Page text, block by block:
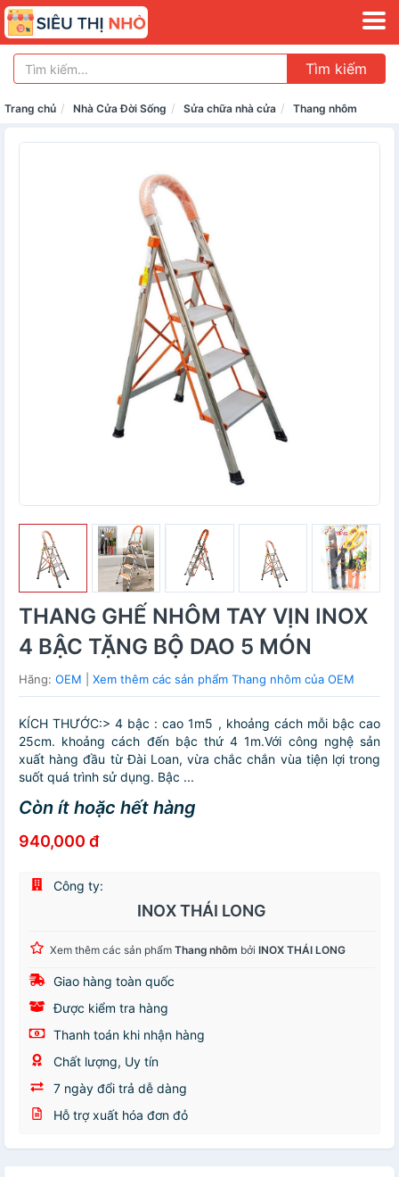
Tìm kiếm
Trang chủ Nhà Cửa Đời Sống Sửa chữa nhà cửa Thang nhôm
THANG GHẾ NHÔM TAY VỊN INOX
4 BẬC TẶNG BỘ DAO 5 MÓN
Hãng: OEM Xem thêm các sản phẩm Thang nhôm của OEM
KÍCH THƯỚC:> 4 bậc : cao 1m5 , khoảng cách mỗi bậc cao
25cm. khoảng cách đến bậc thứ 4 1m.Với công nghệ sản
xuất hàng đầu từ Đài Loan, vừa chắc chắn vùa tiện lợi trong
suốt quá trình sử dụng. Bậc ...
Còn ít hoặc hết hàng
940,000 đ
Công ty:
INOX THÁI LONG
Xem thêm các sản phẩm Thang nhôm bởi INOX THÁI LONG
Giao hàng toàn quốc
Được kiểm tra hàng
Thanh toán khi nhận hàng
Chất lượng, Uy tín
7 ngày đổi trả dễ dàng
Hỗ trợ xuất hóa đơn đỏ